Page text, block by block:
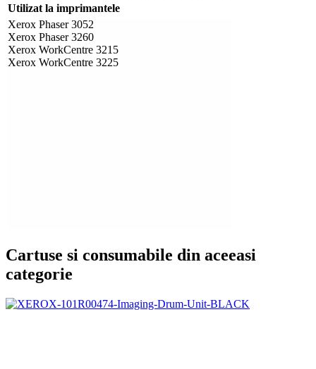
Utilizat la imprimantele
Xerox Phaser 3052
Xerox Phaser 3260
Xerox WorkCentre 3215
Xerox WorkCentre 3225
Cartuse si consumabile din aceeasi
categorie